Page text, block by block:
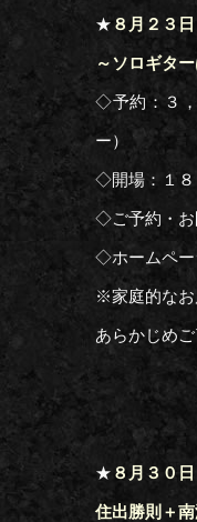
★ ８月２３
～ソロギタ
◇予約：３
ー）
◇開場：１
◇ご予約・お
◇ホームペー
※家庭的なお
あらかじめ
★ ８月３０
住出勝則＋